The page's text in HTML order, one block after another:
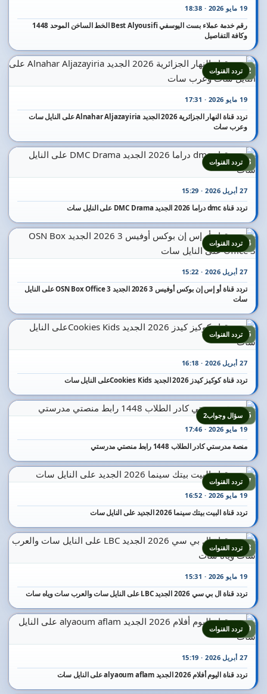
19 مايو 2026 · 18:38
رقم خدمة عملاء بست اليوسفي Best Alyousifi الخط الساخن الموحد 1448
وكافة التفاصيل
12
19 مايو 2026 · 17:31
تردد قناة النهار الجزائرية 2026 الجديد Alnahar Aljazayiria على النايل سات
وعرب سات
تردد القنوات
13
27 أبريل 2026 · 15:29
تردد قناة dmc دراما 2026 الجديد DMC Drama على النايل سات
تردد القنوات
14
27 أبريل 2026 · 15:22
تردد قناة أو إس إن بوكس أوفيس 3 2026 الجديد OSN Box Office 3 على النايل
سات
تردد القنوات
15
27 أبريل 2026 · 16:18
تردد قناة كوكيز كيدز 2026 الجديد Cookies Kidsعلى النايل سات
تردد القنوات
16
19 مايو 2026 · 17:46
منصة مدرستي كادر الطلاب 1448 رابط منصتي مدرستي
سؤال وجواب2
17
19 مايو 2026 · 16:52
تردد قناة البيت بيتك سينما 2026 الجديد على النايل سات
تردد القنوات
18
19 مايو 2026 · 15:31
تردد قناة ال بي سي 2026 الجديد LBC على النايل سات والعرب سات وياه سات
تردد القنوات
19
27 أبريل 2026 · 15:19
تردد قناة اليوم أفلام 2026 الجديد alyaoum aflam على النايل سات
تردد القنوات